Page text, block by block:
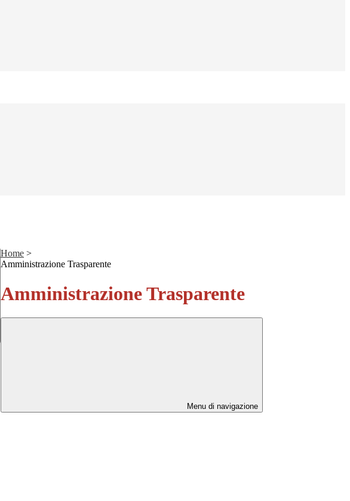
Home >
Amministrazione Trasparente
Amministrazione Trasparente
Menu di navigazione